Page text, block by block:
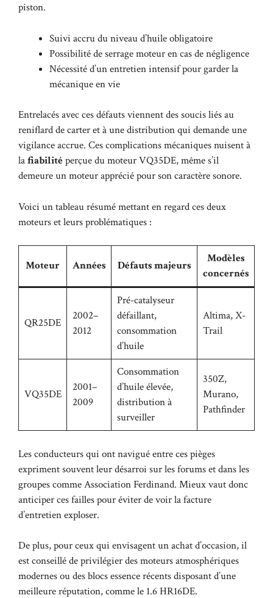
piston.
Suivi accru du niveau d’huile obligatoire
Possibilité de serrage moteur en cas de négligence
Nécessité d’un entretien intensif pour garder la
mécanique en vie
Entrelacés avec ces défauts viennent des soucis liés au
reniflard de carter et à une distribution qui demande une
vigilance accrue. Ces complications mécaniques nuisent à
lafiabilitéperçue du moteur VQ35DE, même s’il
demeure un moteur apprécié pour son caractère sonore.
Voici un tableau résumé mettant en regard ces deux
moteurs et leurs problématiques :
Moteur Années Défauts majeurs
Modèles
concernés
QR25DE
2002–
2012
Pré-catalyseur
défaillant,
consommation
d’huile
Altima, X-
Trail
VQ35DE
2001–
2009
Consommation
d’huile élevée,
distribution à
surveiller
350Z,
Murano,
Pathfinder
Les conducteurs qui ont navigué entre ces pièges
expriment souvent leur désarroi sur les forums et dans les
groupes commeAssociation Ferdinand. Mieux vaut donc
anticiper ces failles pour éviter de voir la facture
d’entretien exploser.
De plus, pour ceux qui envisagent un achat d’occasion, il
est conseillé de privilégier des moteurs atmosphériques
modernes ou des blocs essence récents disposant d’une
meilleure réputation, comme le 1.6 HR16DE.